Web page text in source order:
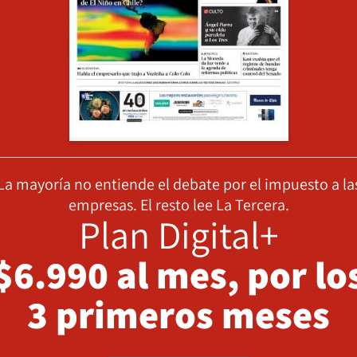
mayoría no entiende el debate por el impuesto a
empresas. El resto lee La Tercera.
Plan Digital+
al mes, por
3 primeros meses